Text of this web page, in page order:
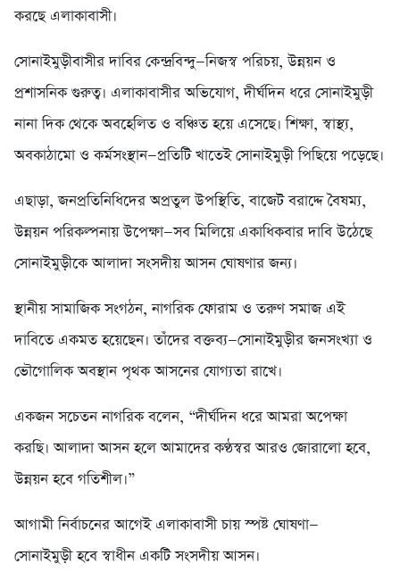
করছে এলাকাবাসী।
সোনাইমুড়ীবাসীর দাবির কেন্দ্রবিন্দু—নিজস্ব পরিচয়, উন্নয়ন ও
প্রশাসনিক গুরুত্ব। এলাকাবাসীর অভিযোগ, দীর্ঘদিন ধরে সোনাইমুড়ী
নানা দিক থেকে অবহেলিত ও বঞ্চিত হয়ে এসেছে। শিক্ষা, স্বাস্থ্য,
অবকাঠামো ও কর্মসংস্থান—প্রতিটি খাতেই সোনাইমুড়ী পিছিয়ে পড়েছে।
এছাড়া, জনপ্রতিনিধিদের অপ্রতুল উপস্থিতি, বাজেট বরাদ্দে বৈষম্য,
উন্নয়ন পরিকল্পনায় উপেক্ষা—সব মিলিয়ে একাধিকবার দাবি উঠেছে
সোনাইমুড়ীকে আলাদা সংসদীয় আসন ঘোষণার জন্য।
স্থানীয় সামাজিক সংগঠন, নাগরিক ফোরাম ও তরুণ সমাজ এই
দাবিতে একমত হয়েছেন। তাঁদের বক্তব্য—সোনাইমুড়ীর জনসংখ্যা ও
ভৌগোলিক অবস্থান পৃথক আসনের যোগ্যতা রাখে।
একজন সচেতন নাগরিক বলেন, “দীর্ঘদিন ধরে আমরা অপেক্ষা
করছি। আলাদা আসন হলে আমাদের কণ্ঠস্বর আরও জোরালো হবে,
উন্নয়ন হবে গতিশীল।”
আগামী নির্বাচনের আগেই এলাকাবাসী চায় স্পষ্ট ঘোষণা—
সোনাইমুড়ী হবে স্বাধীন একটি সংসদীয় আসন।